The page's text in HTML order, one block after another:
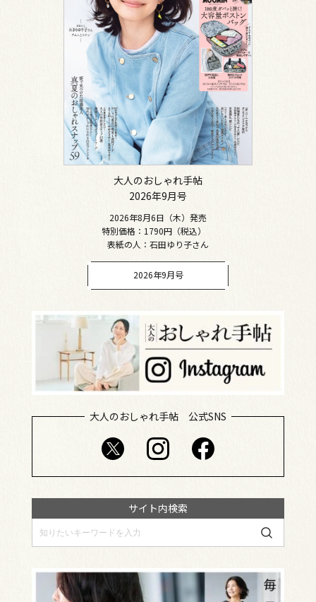
大人のおしゃれ手帖
2026年9月号
2026年8月6日（木）発売
特別価格：1790円（税込）
表紙の人：石田ゆり子さん
2026年9月号
大人のおしゃれ手帖 公式SNS
サイト内検索